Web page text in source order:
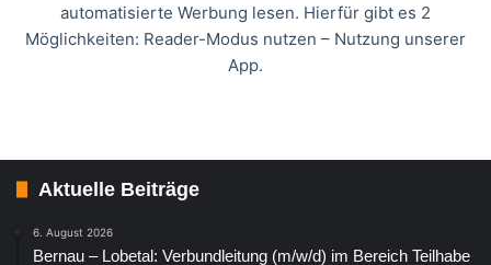
automatisierte Werbung lesen. Hierfür gibt es 2
Möglichkeiten: Reader-Modus nutzen – Nutzung unserer
App.
Aktuelle Beiträge
6. August 2026
Bernau – Lobetal: Verbundleitung (m/w/d) im Bereich Teilhabe